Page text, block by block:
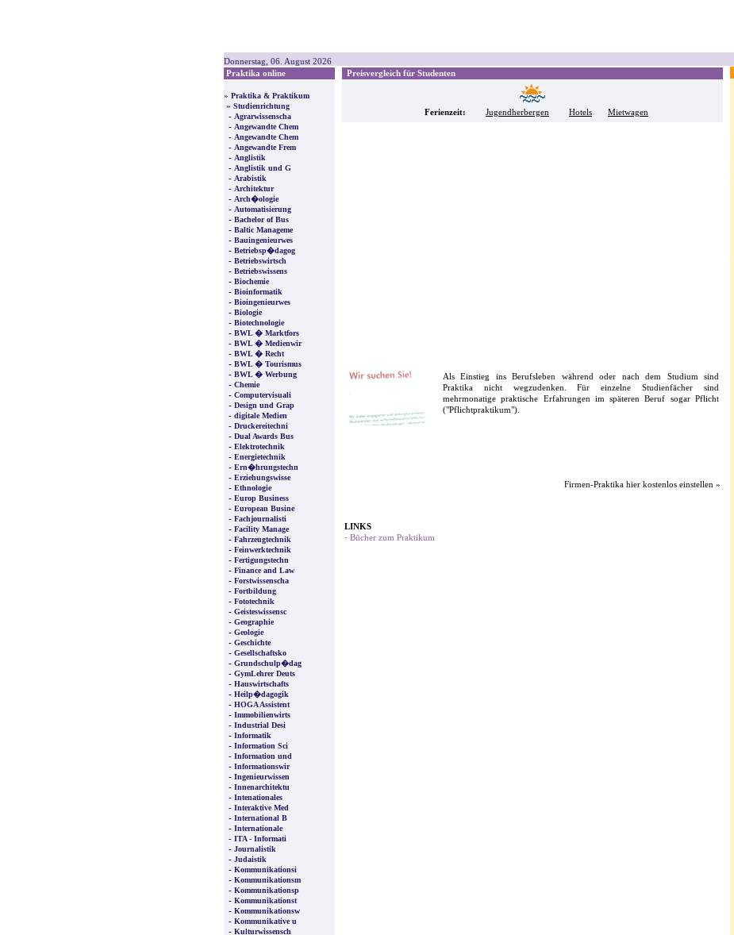
Donnerstag, 06. August 2026
Praktika online
» Praktika & Praktikum
» Studienrichtung
- Agrarwissenscha
- Angewandte Chem
- Angewandte Chem
- Angewandte Frem
- Anglistik
- Anglistik und G
- Arabistik
- Architektur
- Arch�ologie
- Automatisierung
- Bachelor of Bus
- Baltic Manageme
- Bauingenieurwes
- Betriebsp�dagog
- Betriebswirtsch
- Betriebswissens
- Biochemie
- Bioinformatik
- Bioingenieurwes
- Biologie
- Biotechnologie
- BWL � Marktfors
- BWL � Medienwir
- BWL � Recht
- BWL � Tourismus
- BWL � Werbung
- Chemie
- Computervisuali
- Design und Grap
- digitale Medien
- Druckereitechni
- Dual Awards Bus
- Elektrotechnik
- Energietechnik
- Ern�hrungstechn
- Erziehungswisse
- Ethnologie
- Europ Business
- European Busine
- Fachjournalisti
- Facility Manage
- Fahrzeugtechnik
- Feinwerktechnik
- Fertigungstechn
- Finance and Law
- Forstwissenscha
- Fortbildung
- Fototechnik
- Geisteswissensc
- Geographie
- Geologie
- Geschichte
- Gesellschaftsko
- Grundschulp�dag
- GymLehrer Deuts
- Hauswirtschafts
- Heilp�dagogik
- HOGA Assistent
- Immobilienwirts
- Industrial Desi
- Informatik
- Information Sci
- Information und
- Informationswir
- Ingenieurwissen
- Innenarchitektu
- Intenationales
- Interaktive Med
- International B
- Internationale
- ITA - Informati
- Journalistik
- Judaistik
- Kommunikationsi
- Kommunikationsm
- Kommunikationsp
- Kommunikationst
- Kommunikationsw
- Kommunikative u
- Kulturwissensch
Preisvergleich für Studenten
Ferienzeit: Jugendherbergen Hotels Mietwagen
Als Einstieg ins Berufsleben während oder nach dem Studium sind
Praktika nicht wegzudenken. Für einzelne Studienfächer sind
mehrmonatige praktische Erfahrungen im späteren Beruf sogar Pflicht
("Pflichtpraktikum").
Firmen-Praktika hier kostenlos einstellen »
LINKS
· Bücher zum Praktikum